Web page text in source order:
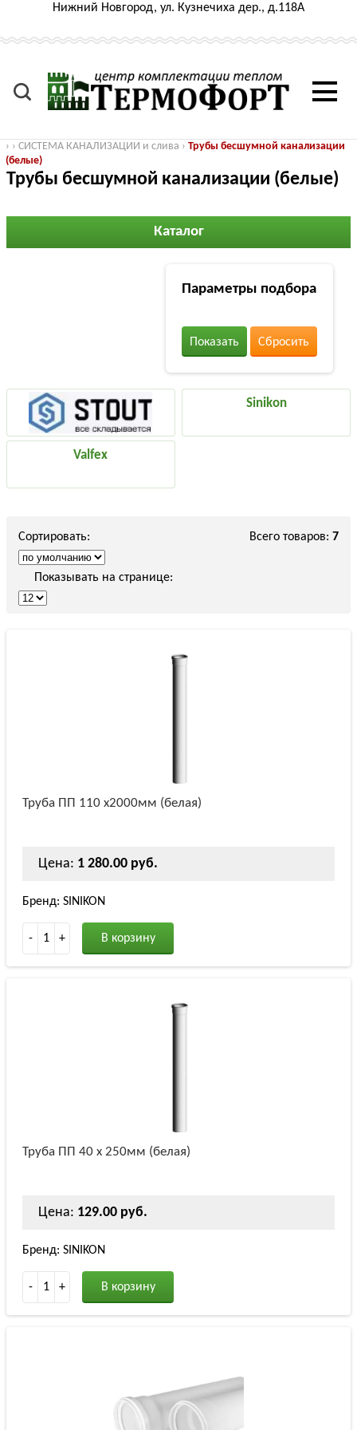
Нижний Новгород, ул. Кузнечиха дер., д.118А
› › СИСТЕМА КАНАЛИЗАЦИИ и слива › Трубы бесшумной канализации
(белые)
Трубы бесшумной канализации (белые)
Каталог
Параметры подбора
Показать Сбросить
Sinikon
Valfex
Всего товаров: 7
Сортировать:
Показывать на странице:
Труба ПП 110 х2000мм (белая)
Цена: 1 280.00 руб.
Бренд: SINIKON
- 1 + В корзину
Труба ПП 40 х 250мм (белая)
Цена: 129.00 руб.
Бренд: SINIKON
- 1 + В корзину